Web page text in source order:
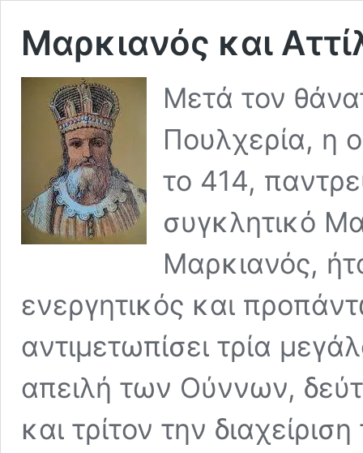
Μαρκιανός και
Μετά τον
Πουλχερία, η
το 414,
συγκλητικό
Μαρκιανός,
ενεργητικός και
αντιμετωπίσει τρία
απειλή των Ούννων,
και τρίτον την